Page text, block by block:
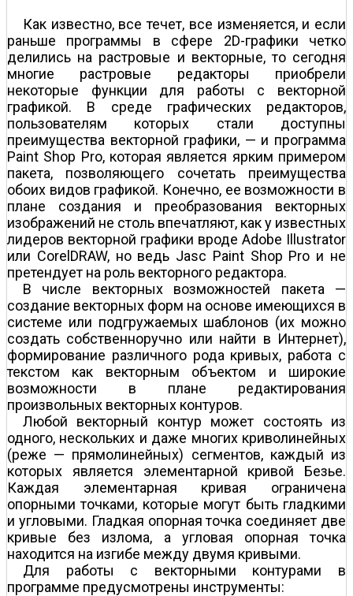
Как известно, все течет, все изменяется, и если
раньше программы в сфере 2D-графики четко
делились на растровые и векторные, то сегодня
многие растровые редакторы приобрели
некоторые функции для работы с векторной
графикой. В среде графических редакторов,
пользователям которых стали доступны
преимущества векторной графики, — и программа
Paint Shop Pro, которая является ярким примером
пакета, позволяющего сочетать преимущества
обоих видов графикой. Конечно, ее возможности в
плане создания и преобразования векторных
изображений не столь впечатляют, как у известных
лидеров векторной графики вроде Adobe Illustrator
или CorelDRAW, но ведь Jasc Paint Shop Pro и не
претендует на роль векторного редактора.
В числе векторных возможностей пакета —
создание векторных форм на основе имеющихся в
системе или подгружаемых шаблонов (их можно
создать собственноручно или найти в Интернет),
формирование различного рода кривых, работа с
текстом как векторным объектом и широкие
возможности в плане редактирования
произвольных векторных контуров.
Любой векторный контур может состоять из
одного, нескольких и даже многих криволинейных
(реже — прямолинейных) сегментов, каждый из
которых является элементарной кривой Безье.
Каждая элементарная кривая ограничена
опорными точками, которые могут быть гладкими
и угловыми. Гладкая опорная точка соединяет две
кривые без излома, а угловая опорная точка
находится на изгибе между двумя кривыми.
Для работы с векторными контурами в
программе предусмотрены инструменты: